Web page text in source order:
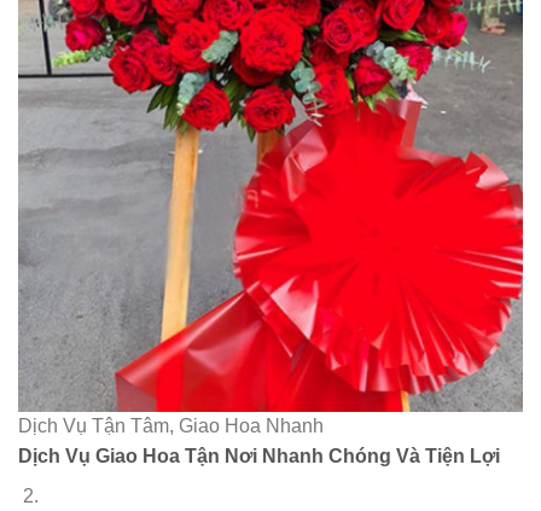
Dịch Vụ Tận Tâm, Giao Hoa Nhanh
Dịch Vụ Giao Hoa Tận Nơi Nhanh Chóng Và Tiện Lợi